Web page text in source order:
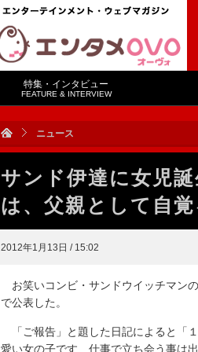
特集・インタビュー
FEATURE & INTERVIEW
ニュース
サンド伊達に女児
は、父親として自
2012年1月13日 / 15:02
お笑いコンビ・サンドウイッチマン
で公表した。
「ご報告」と題した日記によると「
愛い女の子です 仕事で立ち会う事は